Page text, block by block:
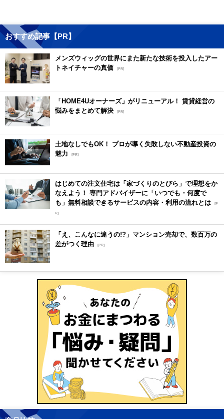
おすすめ記事【PR】
メンズウィッグの世界にまた新たな技術を投入したアー
トネイチャーの真価 [PR]
「HOME4Uオーナーズ」がリニューアル！ 賃貸経営の
悩みをまとめて解決 [PR]
土地なしでもOK！ プロが導く失敗しない不動産投資の
魅力
[PR]
はじめての注文住宅は「家づくりのとびら」で理想をか
なえよう！ 専門アドバイザーに「いつでも・何度で
も」無料相談できるサービスの内容・利用の流れとは [P
R]
「え、こんなに違うの!?」マンション売却で、数百万の
差がつく理由 [PR]